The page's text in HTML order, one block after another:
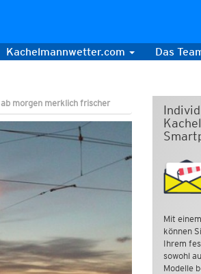
Kachelmannwetter.com Das
morgen merklich frischer
Mit
können
Ihrem
sowohl
Modelle